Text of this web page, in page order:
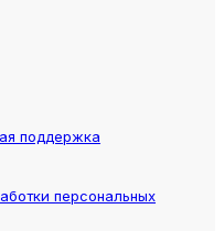
поддержка
персональных